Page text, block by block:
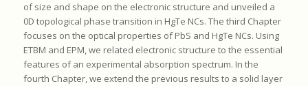
of size and shape on the electronic structure and unveiled a
0D topological phase transition in HgTe NCs. The third Chapter
focuses on the optical properties of PbS and HgTe NCs. Using
ETBM and EPM, we related electronic structure to the essential
features of an experimental absorption spectrum. In the
fourth Chapter, we extend the previous results to a solid layer